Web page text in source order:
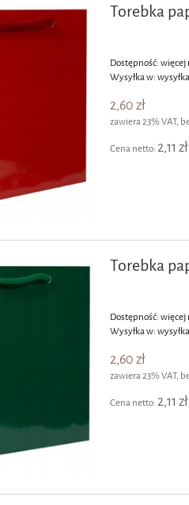
Torebka
Dostępność:więcej
Wysyłka w:
2,60 zł
zawiera 23% VAT,
Cena netto: 2,11 zł
Torebka
Dostępność:więcej
Wysyłka w:
2,60 zł
zawiera 23% VAT,
Cena netto: 2,11 zł